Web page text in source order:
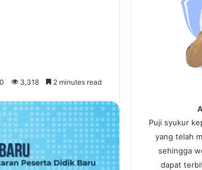
0 3,318 2 minutes read
Puji syukur
yang telah
sehingga
dapat